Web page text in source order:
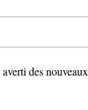
des nouveaux